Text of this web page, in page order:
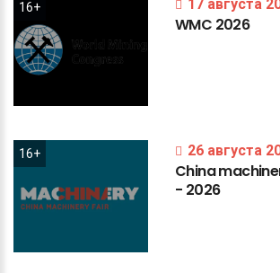
16+ 17 августа
WMC 2026
16+ 26 августа
China
- 2026